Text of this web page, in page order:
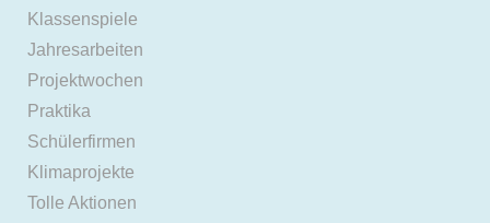
Klassenspiele
Jahresarbeiten
Projektwochen
Praktika
Schülerfirmen
Klimaprojekte
Tolle Aktionen